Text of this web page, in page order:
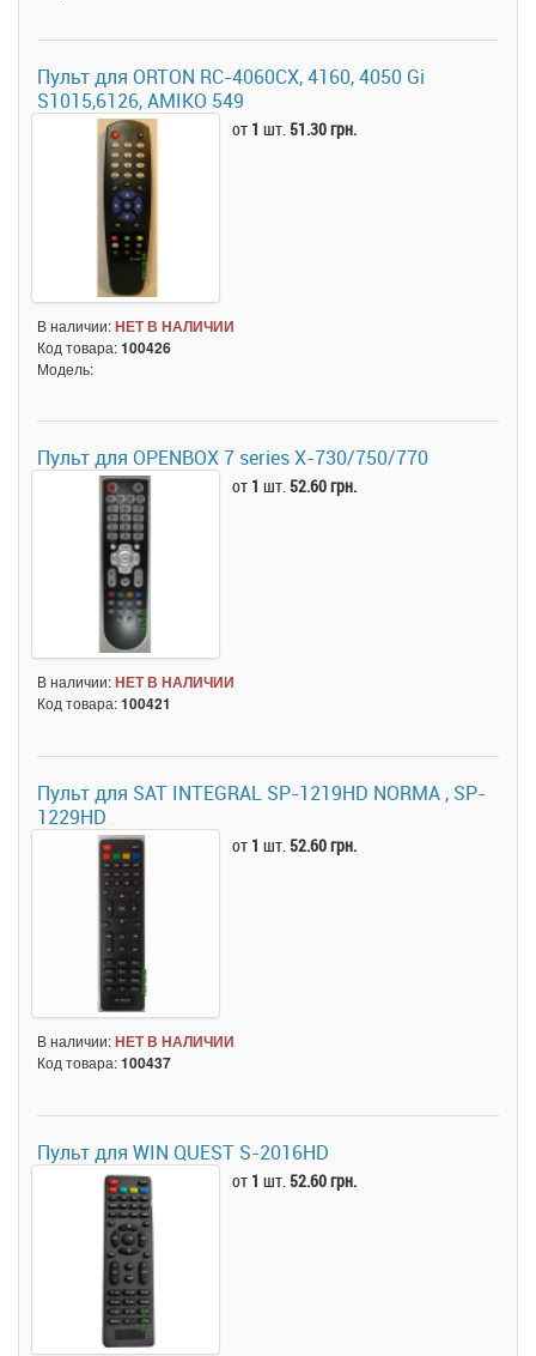
Пульт для ORTON RC-4060CX, 4160, 4050 Gi
S1015,6126, AMIKO 549
от 1 шт. 51.30 грн.
В наличии:НЕТ В НАЛИЧИИ
Код товара:100426
Модель:
Пульт для OPENBOX 7 series X-730/750/770
от 1 шт. 52.60 грн.
В наличии:НЕТ В НАЛИЧИИ
Код товара:100421
Пульт для SAT INTEGRAL SP-1219HD NORMA , SP-
1229HD
от 1 шт. 52.60 грн.
В наличии:НЕТ В НАЛИЧИИ
Код товара:100437
Пульт для WIN QUEST S-2016HD
от 1 шт. 52.60 грн.